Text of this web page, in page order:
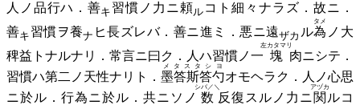
人ノ品行ハ． 善キ 習慣ノ力ニ頼ル コト細々ナラズ．故ニ．
善キ 習慣ヲ養ナ ヒ長ズレバ．善ニ進ミ．悪ニ遠ザカ ル為
タメ
ノ大
稗益トナルナリ．常言ニ曰ク．人ハ習慣ノ一 塊
左カタマリ
肉ニシテ．
習慣ハ第二ノ天性ナリト． 墨答斯答勺
メタスタシヨ
オモヘラク．人ノ心思
ニ於ル．行為ニ於ル．共ニソノ 数
シバ／＼
反復スルノ力ニ関
アヅカ
ルコ